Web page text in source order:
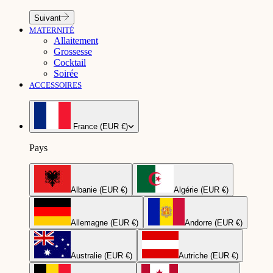
Suivant
MATERNITÉ
Allaitement
Grossesse
Cocktail
Soirée
ACCESSOIRES
France (EUR €)
Pays
Albanie (EUR €) Algérie (EUR €)
Allemagne (EUR €) Andorre (EUR €)
Australie (EUR €) Autriche (EUR €)